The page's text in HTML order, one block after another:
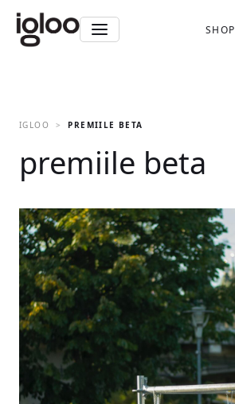
SHOP
IGLOO PREMIILE BETA
premiile beta